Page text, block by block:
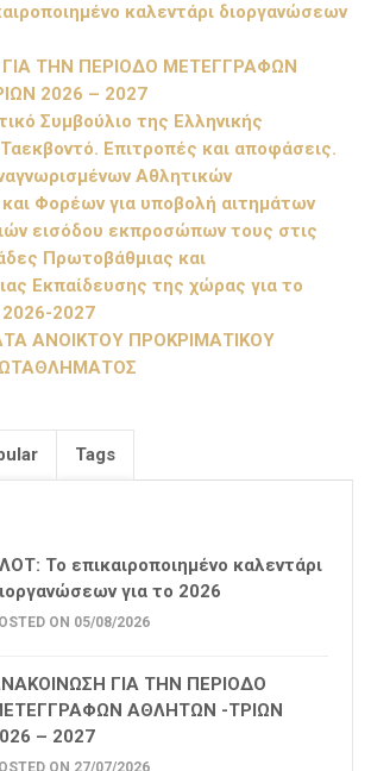
καλεντάρι διοργανώσεων
ΤΗΝ ΠΕΡΙΟΔΟ ΜΕΤΕΓΓΡΑΦΩΝ
2026 – 2027
Συμβούλιο της Ελληνικής
Επιτροπές και αποφάσεις.
Αθλητικών
Φορέων για υποβολή αιτημάτων
εισόδου εκπροσώπων τους στις
Πρωτοβάθμιας και
Εκπαίδευσης της χώρας για το
2026-2027
ΑΝΟΙΚΤΟΥ ΠΡΟΚΡΙΜΑΤΙΚΟΥ
Tags
Το επικαιροποιημένο καλεντάρι
για το 2026
ON 05/08/2026
ΓΙΑ ΤΗΝ ΠΕΡΙΟΔΟ
ΑΘΛΗΤΩΝ -ΤΡΙΩΝ
– 2027
ON 27/07/2026